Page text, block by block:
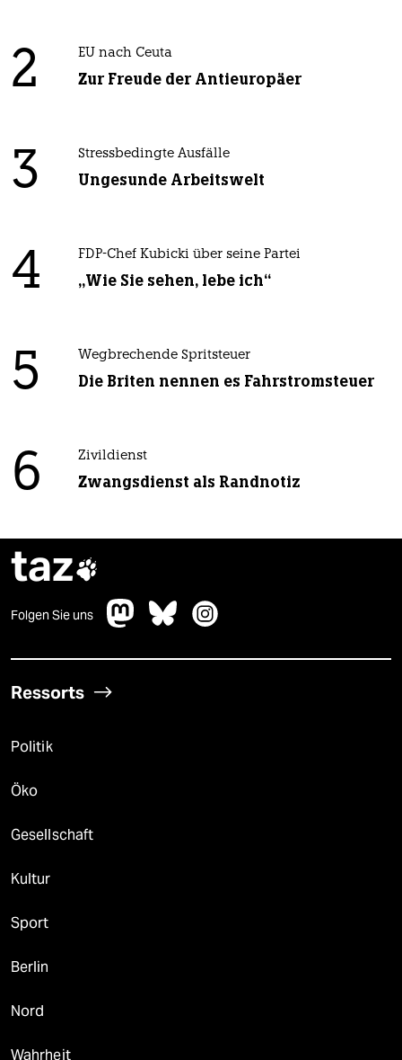
2 EU nach Ceuta
Zur Freude der Antieuropäer
3 Stressbedingte Ausfälle
Ungesunde Arbeitswelt
4 FDP-Chef Kubicki über seine Partei
„Wie Sie sehen, lebe ich“
5 Wegbrechende Spritsteuer
Die Briten nennen es Fahrstromsteuer
6 Zivildienst
Zwangsdienst als Randnotiz
taz
Folgen Sie uns
Ressorts
Politik
Öko
Gesellschaft
Kultur
Sport
Berlin
Nord
Wahrheit